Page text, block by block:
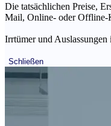
Die tatsächlichen Preise,
Mail, Online- oder Offline-
Irrtümer und
Schließen